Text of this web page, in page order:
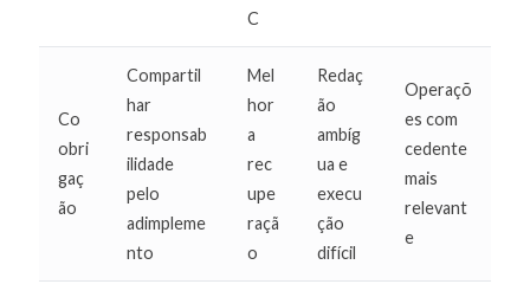
C
Co
obri
gaç
ão
Compartil
har
responsab
ilidade
pelo
adimpleme
nto
Mel
hor
a
rec
upe
raçã
o
Redaç
ão
ambíg
ua e
execu
ção
difícil
Operaçõ
es com
cedente
mais
relevant
e